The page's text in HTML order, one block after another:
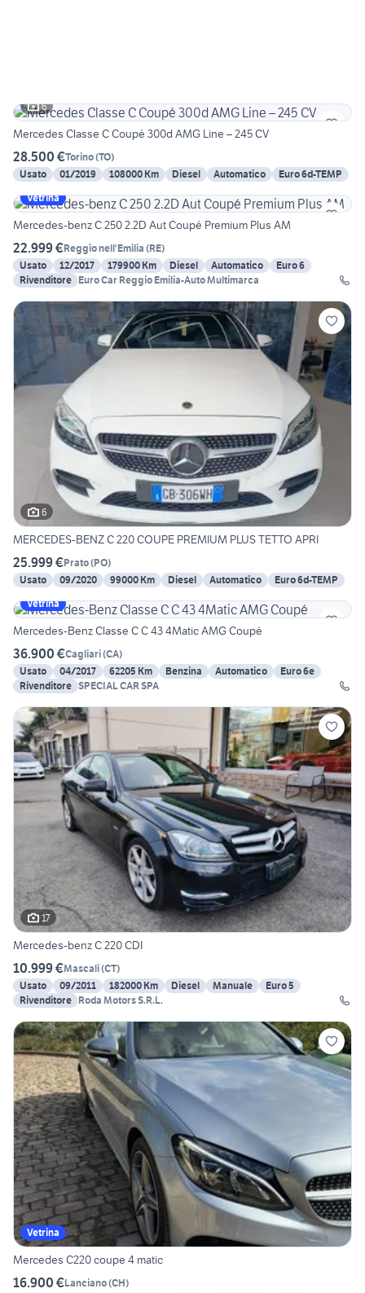
6
Mercedes Classe C Coupé 300d AMG Line – 245 CV
28.500 €Torino(TO)
Usato
01/2019 108000 Km Diesel Automatico
Euro 6d-TEMP
Vetrina
Mercedes-benz C 250 2.2D Aut Coupé Premium Plus AM
22.999 €Reggio nell'Emilia (RE)
Usato
12/2017 179900 Km Diesel Automatico
Euro 6
Rivenditore Euro Car Reggio Emilia-Auto Multimarca
6
MERCEDES-BENZ C 220 COUPE PREMIUM PLUS TETTO APRI
25.999 €Prato(PO)
Usato
09/2020 99000 Km Diesel Automatico
Euro 6d-TEMP
Vetrina
Mercedes-Benz Classe C C 43 4Matic AMG Coupé
36.900 €Cagliari(CA)
Usato
04/2017 62205 Km Benzina Automatico
Euro 6e
Rivenditore SPECIAL CAR SPA
17
Mercedes-benz C 220 CDI
10.999 €Mascali(CT)
Usato
09/2011 182000 Km Diesel Manuale
Euro 5
Rivenditore Roda Motors S.R.L.
Vetrina
Mercedes C220 coupe 4 matic
16.900 €Lanciano(CH)